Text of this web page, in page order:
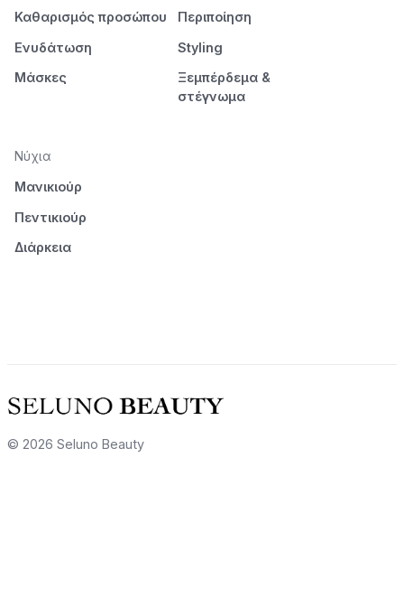
Καθαρισμός προσώπου
Ενυδάτωση
Μάσκες
Περιποίηση
Styling
Ξεμπέρδεμα &
στέγνωμα
Νύχια
Μανικιούρ
Πεντικιούρ
Διάρκεια
© 2026 Seluno Beauty